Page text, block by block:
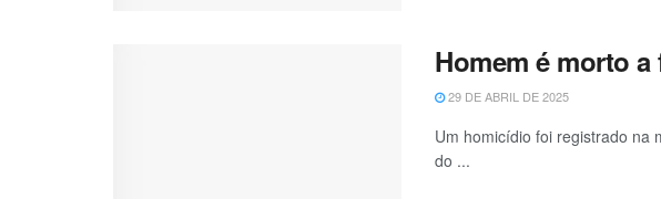
Homem é morto
29 DE ABRIL DE 2025
Um homicídio foi registrado na
do ...